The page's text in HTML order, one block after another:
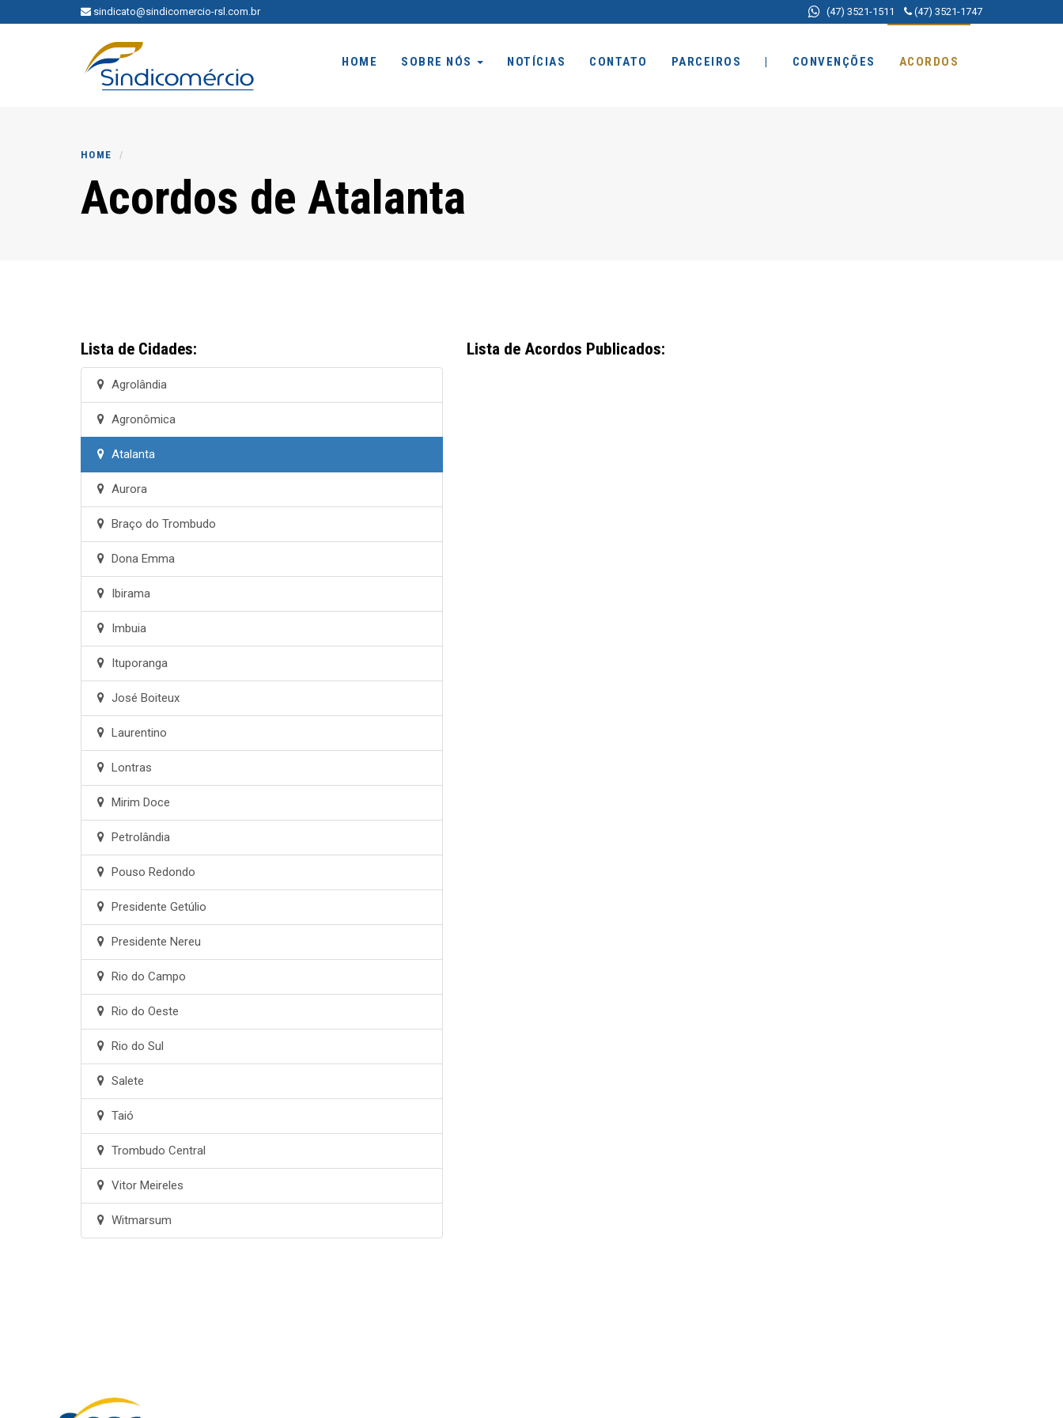
sindicato@sindicomercio-rsl.com.br (47) 3521-1511 (47) 3521-1747
HOME SOBRE NÓS NOTÍCIAS CONTATO PARCEIROS | CONVENÇÕES ACORDOS
HOME
Acordos de Atalanta
Lista de Cidades:
Agrolândia
Agronômica
Atalanta
Aurora
Braço do Trombudo
Dona Emma
Ibirama
Imbuia
Ituporanga
José Boiteux
Laurentino
Lontras
Mirim Doce
Petrolândia
Pouso Redondo
Presidente Getúlio
Presidente Nereu
Rio do Campo
Rio do Oeste
Rio do Sul
Salete
Taió
Trombudo Central
Vitor Meireles
Witmarsum
Lista de Acordos Publicados: